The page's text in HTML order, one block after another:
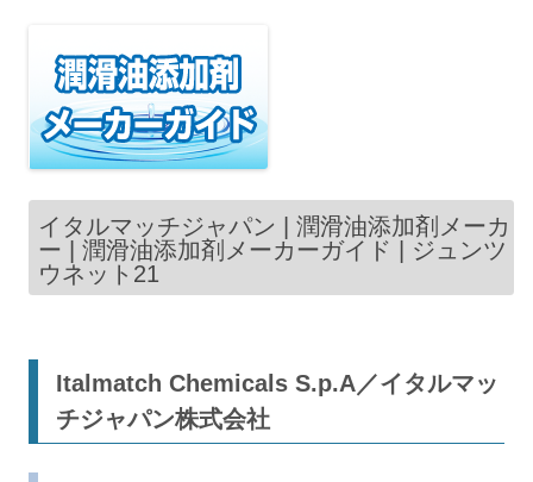
イタルマッチジャパン | 潤滑油添加剤メーカ
ー | 潤滑油添加剤メーカーガイド | ジュンツ
ウネット21
Italmatch Chemicals S.p.A／イタルマッ
チジャパン株式会社